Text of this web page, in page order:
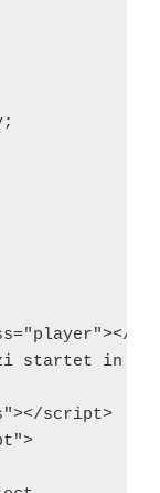
startet in
script>